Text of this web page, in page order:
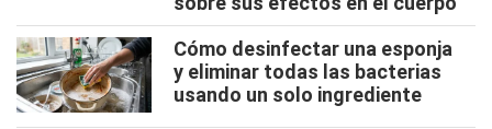
Cómo desinfectar una esponja
y eliminar todas las bacterias
usando un solo ingrediente